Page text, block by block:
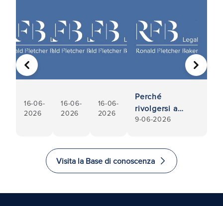
16-06-
2026
16-06-
2026
16-06-
2026
Perché
rivolgersi a
professionisti
trasferimenti di
proprietà
9-06-2026
PRECEDENTE AVANTI
Visita la Base di conoscenza